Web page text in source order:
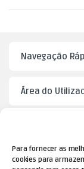
Para fornecer as
cookies para
Navegação
Área do